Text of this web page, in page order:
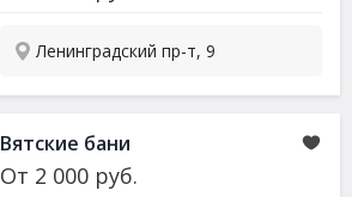
Ленинградский пр-т, 9
Вятские бани
От 2 000 руб.